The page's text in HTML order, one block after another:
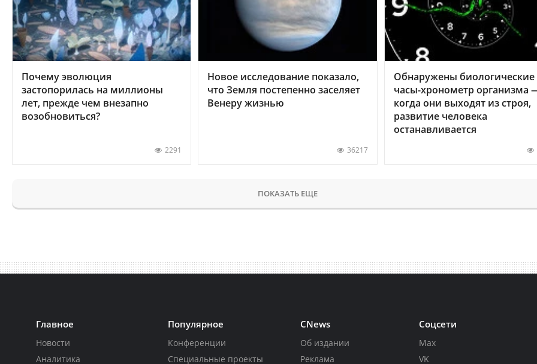
Почему эволюция
застопорилась на миллионы
лет, прежде чем внезапно
возобновиться?
2291
Новое исследование показало,
что Земля постепенно заселяет
Венеру жизнью
36217
Обнаружены биологические
часы-хронометр организма
когда они выходят из строя,
развитие человека
останавливается
ПОКАЗАТЬ ЕЩЕ
Главное
Новости
Аналитика
Популярное
Конференции
Специальные проекты
CNews
Об издании
Реклама
Соцсети
Max
VK